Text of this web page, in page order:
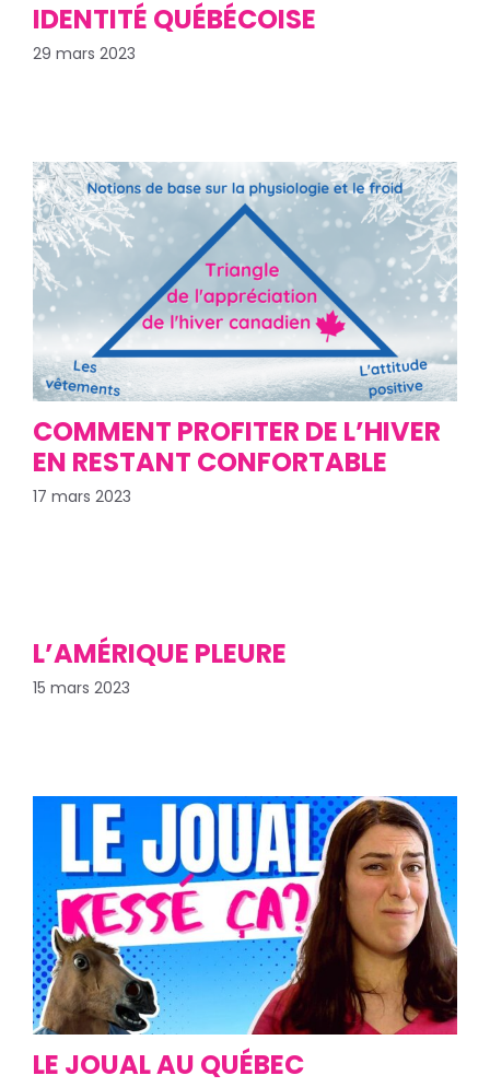
IDENTITÉ QUÉBÉCOISE
29 mars 2023
COMMENT PROFITER DE L’HIVER
EN RESTANT CONFORTABLE
17 mars 2023
L’AMÉRIQUE PLEURE
15 mars 2023
LE JOUAL AU QUÉBEC